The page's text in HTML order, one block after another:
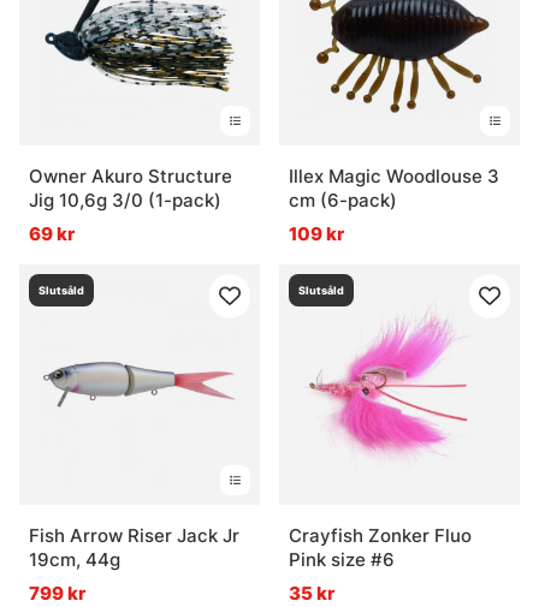
Owner Akuro Structure
Jig 10,6g 3/0 (1-pack)
69 kr
Illex Magic Woodlouse 3
cm (6-pack)
109 kr
Slutsåld
Fish Arrow Riser Jack Jr
19cm, 44g
799 kr
Slutsåld
Crayfish Zonker Fluo
Pink size #6
35 kr